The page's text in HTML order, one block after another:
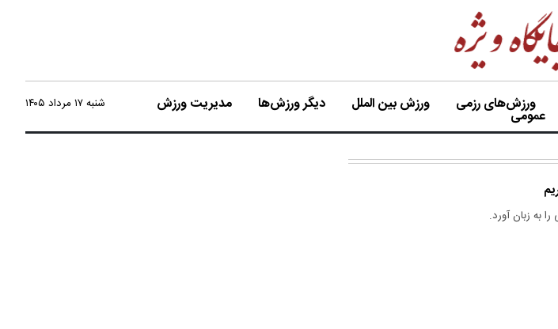
ورزش‌های رزمی ورزش بین الملل دیگر ورزش‌ها مدیریت ورزش
عمومی
شنبه ۱۷ مرداد ۱۴۰۵
به زبان آورد.